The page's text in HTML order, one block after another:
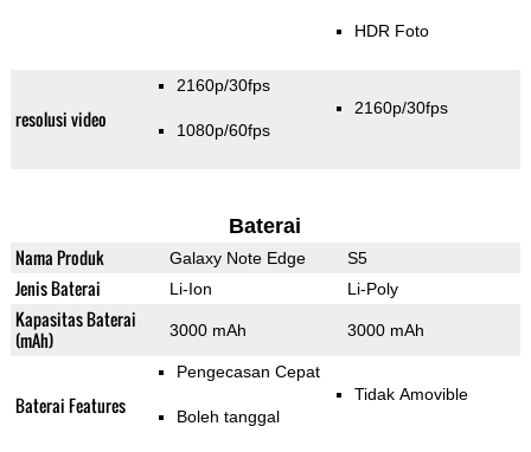
HDR Foto
resolusi video
2160p/30fps
1080p/60fps
2160p/30fps
Baterai
Nama Produk Galaxy Note Edge S5
Jenis Baterai Li-Ion Li-Poly
Kapasitas Baterai
(mAh)
3000 mAh 3000 mAh
Baterai Features
Pengecasan Cepat
Boleh tanggal
Tidak Amovible